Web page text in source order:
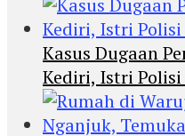
Kasus Dugaan
Kediri, Istri Polisi